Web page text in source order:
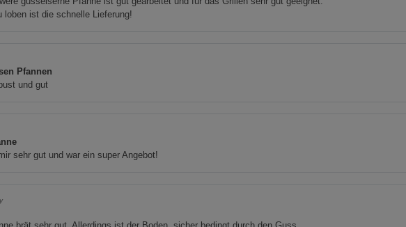
loben ist die schnelle Lieferung!
Pfannen
und gut
sehr gut und war ein super Angebot!